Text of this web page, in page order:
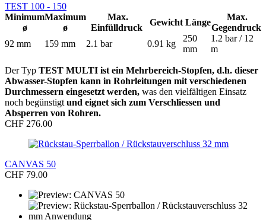
TEST 100 - 150
Minimum
ø
Maximum
ø
Max.
Einfülldruck
Gewicht Länge
Max.
Gegendruck
92 mm
159 mm 2.1 bar 0.91 kg
250
mm
1.2 bar / 12
m
Der Typ TEST MULTI ist ein Mehrbereich-Stopfen, d.h. dieser
Abwasser-Stopfen kann in Rohrleitungen mit verschiedenen
Durchmessern eingesetzt werden, was den vielfältigen Einsatz
noch begünstigt und eignet sich zum Verschliessen und
Absperren von Rohren.
CHF 276.00
CANVAS 50
CHF 79.00